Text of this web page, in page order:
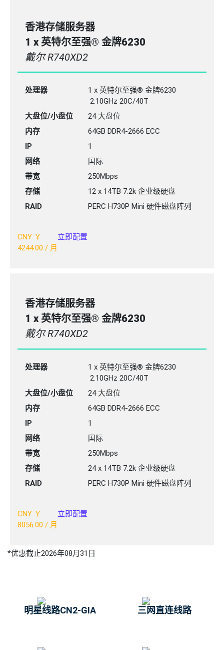
香港存储服务器
1 x 英特尔至强® 金牌6230
戴尔 R740XD2
处理器
1 x 英特尔至强® 金牌6230
2.10GHz 20C/40T
大盘位/小盘位
24 大盘位
内存
64GB DDR4-2666 ECC
IP
1
网络
国际
带宽
250Mbps
存储
12 x 14TB 7.2k 企业级硬盘
RAID
PERC H730P Mini 硬件磁盘阵列
CNY ￥
4244.00 / 月
立即配置
香港存储服务器
1 x 英特尔至强® 金牌6230
戴尔 R740XD2
处理器
1 x 英特尔至强® 金牌6230
2.10GHz 20C/40T
大盘位/小盘位
24 大盘位
内存
64GB DDR4-2666 ECC
IP
1
网络
国际
带宽
250Mbps
存储
24 x 14TB 7.2k 企业级硬盘
RAID
PERC H730P Mini 硬件磁盘阵列
CNY ￥
8056.00 / 月
立即配置
*优惠截止2026年08月31日
明星线路CN2-GIA 三网直连线路